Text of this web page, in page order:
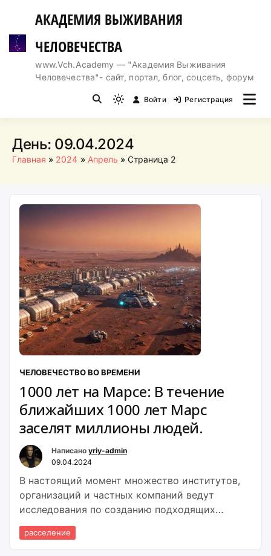
содержимому
АКАДЕМИЯ ВЫЖИВАНИЯ
ЧЕЛОВЕЧЕСТВА
www.Vch.Academy — "Академия Выживания
Человечества"- сайт, портал, блог, соцсеть, форум
Light
mode
(click
to
switch
Войти Регистрация
День: 09.04.2024
Главная 2024 Апрель Страница 2
ЧЕЛОВЕЧЕСТВО ВО ВРЕМЕНИ
1000 лет на Марсе: В течение
ближайших 1000 лет Марс
заселят миллионы людей.
Написано yriy-admin
09.04.2024
В настоящий момент множество институтов,
организаций и частных компаний ведут
исследования по созданию подходящих
условий для проживания на Марсе
расселение